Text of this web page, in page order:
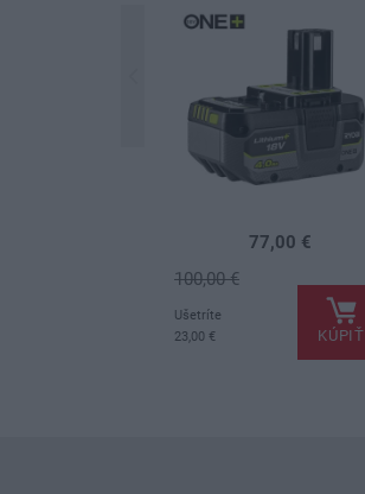
77,00 €
100,00 €
Ušetríte
23,00 €
KÚPIŤ